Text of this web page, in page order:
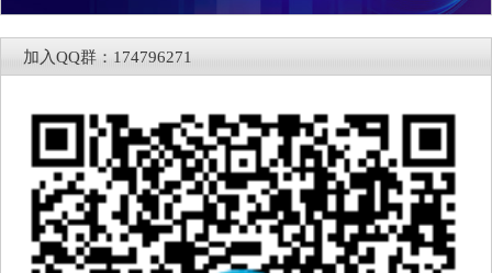
加入QQ群：174796271